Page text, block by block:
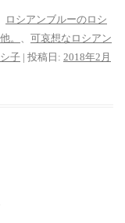
ロシアンブルーのロシ
。
可哀想なロシアン
子 | 投稿日: 2018年2月